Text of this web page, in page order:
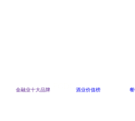
金融业十大品牌 酒业价值榜